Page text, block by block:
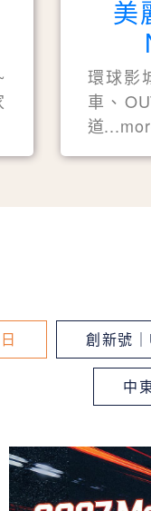
美
環球影
車、
道
創新號
中